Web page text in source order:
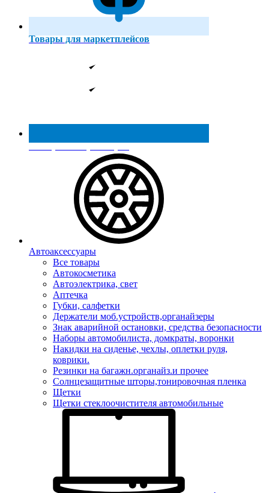
Товары для маркетплейсов
Реестр МинПромТорга
Автоаксессуары
Все товары
Автокосметика
Автоэлектрика, свет
Аптечка
Губки, салфетки
Держатели моб.устройств,органайзеры
Знак аварийной остановки, средства безопасности
Наборы автомобилиста, домкраты, воронки
Накидки на сиденье, чехлы, оплетки руля,
коврики.
Резинки на багажн.органайз.и прочее
Солнцезащитные шторы,тонировочная пленка
Щетки
Щетки стеклоочистителя автомобильные